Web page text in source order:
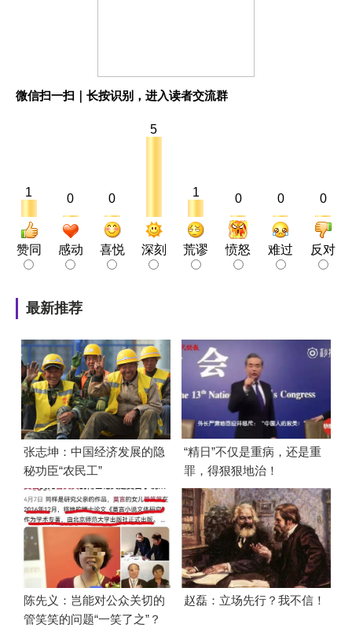
微信扫一扫｜长按识别，进入读者交流群
1
赞同
0
感动
0
喜悦
5
深刻
1
荒谬
0
愤怒
0
难过
0
反对
最新推荐
张志坤：中国经济发展的隐
秘功臣“农民工”
“精日”不仅是重病，还是重
罪，得狠狠地治！
陈先义：岂能对公众关切的
管笑笑的问题“一笑了之”？
赵磊：立场先行？我不信！